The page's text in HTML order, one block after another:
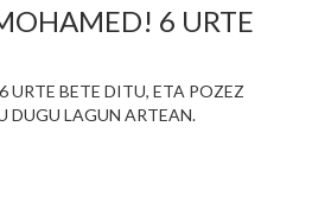
6 URTE
URTE BETE DITU, ETA POZEZ
DUGU LAGUN ARTEAN.